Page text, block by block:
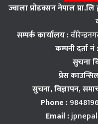
ज्वाला प्राेडक्सन नेपाल
सम्पर्क कार्यालय :
कम्पनी दर्ता नं :
सुचना
प्रेस
सुचना, विज्ञापन,
Phone :
Email :